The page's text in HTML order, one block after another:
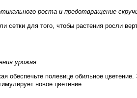
роста и предотвращение
сетки для того, чтобы растения росли
урожая.
обеспечьте полевице обильное
новое цветение.